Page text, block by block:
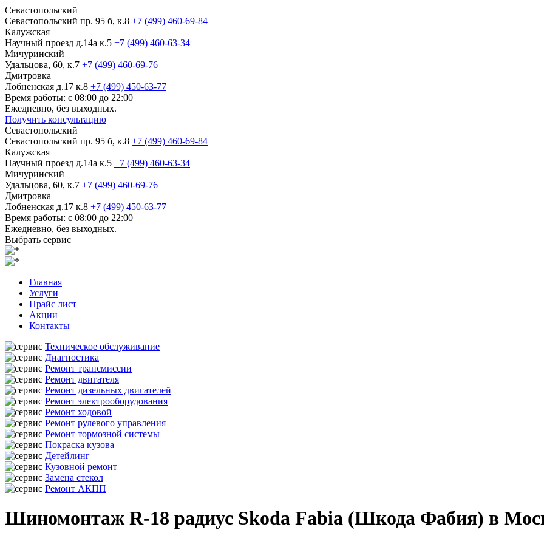
Севастопольский
Севастопольский пр. 95 б, к.8 +7 (499) 460-69-84
Калужская
Научный проезд д.14а к.5 +7 (499) 460-63-34
Мичуринский
Удальцова, 60, к.7 +7 (499) 460-69-76
Дмитровка
Лобненская д.17 к.8 +7 (499) 450-63-77
Время работы: с 08:00 до 22:00
Ежедневно, без выходных.
Получить консультацию
Севастопольский
Севастопольский пр. 95 б, к.8 +7 (499) 460-69-84
Калужская
Научный проезд д.14а к.5 +7 (499) 460-63-34
Мичуринский
Удальцова, 60, к.7 +7 (499) 460-69-76
Дмитровка
Лобненская д.17 к.8 +7 (499) 450-63-77
Время работы: с 08:00 до 22:00
Ежедневно, без выходных.
Выбрать сервис
Главная
Услуги
Прайс лист
Акции
Контакты
Техническое обслуживание
Диагностика
Ремонт трансмиссии
Ремонт двигателя
Ремонт дизельных двигателей
Ремонт электрооборудования
Ремонт ходовой
Ремонт рулевого управления
Ремонт тормозной системы
Покраска кузова
Детейлинг
Кузовной ремонт
Замена стекол
Ремонт АКПП
Шиномонтаж R-18 радиус Skoda Fabia (Шкода Фабия) в